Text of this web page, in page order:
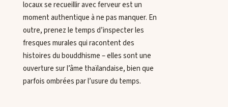
locaux se recueillir avec ferveur est un
moment authentique à ne pas manquer. En
outre, prenez le temps d’inspecter les
fresques murales qui racontent des
histoires du bouddhisme – elles sont une
ouverture sur l’âme thaïlandaise, bien que
parfois ombrées par l’usure du temps.